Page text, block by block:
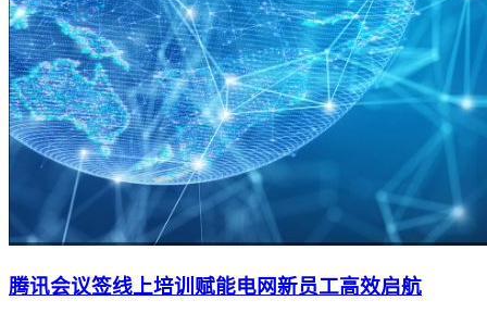
腾讯会议签线上培训赋能电网新员工高效启航